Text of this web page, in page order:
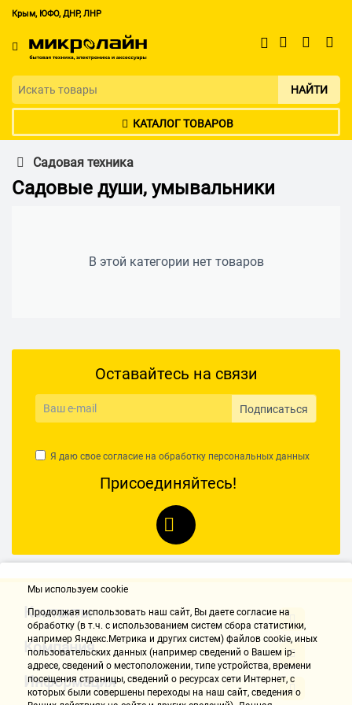
Крым, ЮФО, ДНР, ЛНР
НАЙТИ
КАТАЛОГ ТОВАРОВ
Садовая техника
Садовые души, умывальники
В этой категории нет товаров
Оставайтесь на связи
Подписаться
Я даю свое согласие на обработку персональных данных
Присоединяйтесь!
Контакты
Компания
Информация
Мы используем cookie
Продолжая использовать наш cайт, Вы даете согласие на
обработку (в т.ч. с использованием систем сбора статистики,
например Яндекс.Метрика и других систем) файлов cookie, иных
пользовательских данных (например сведений о Вашем ip-
адресе, сведений о местоположении, типе устройства, времени
посещения страницы, сведений о ресурсах сети Интернет, с
которых были совершены переходы на наш сайт, сведения о